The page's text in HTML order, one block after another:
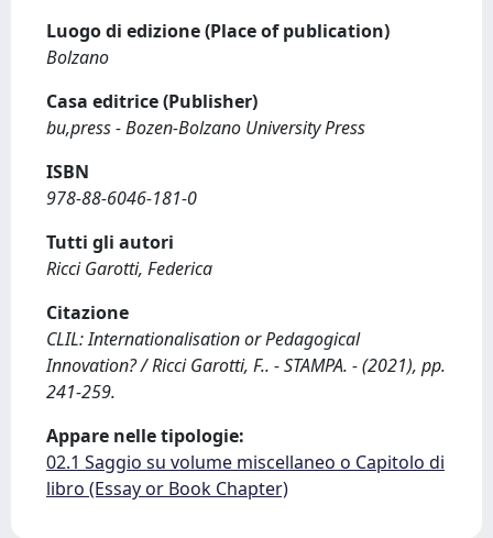
Luogo di edizione (Place of publication)
Bolzano
Casa editrice (Publisher)
bu,press - Bozen-Bolzano University Press
ISBN
978-88-6046-181-0
Tutti gli autori
Ricci Garotti, Federica
Citazione
CLIL: Internationalisation or Pedagogical
Innovation? / Ricci Garotti, F.. - STAMPA. - (2021), pp.
241-259.
Appare nelle tipologie:
02.1 Saggio su volume miscellaneo o Capitolo di
libro (Essay or Book Chapter)